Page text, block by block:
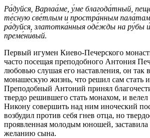
Ра́дуйся, Варлаа́ме, у́ме благода́тный,
те́сную све́тлым и простра́нным
ра́дуйся, златотка́нныя оде́жды на ру́бы
преме́ни́вый.
Первый игумен Киево-Печерского
часто посещая преподобного Антония
любовью слушая его наставления, он так
монашескую жизнь, что решил сам стать
Преподобный Антоний принял
твердо решившего стать монахом, и
Никону совершить над ним иноческий
возбудил против себя гнев отца, но
проявленная молодым юношей, заставила
желанию сына.